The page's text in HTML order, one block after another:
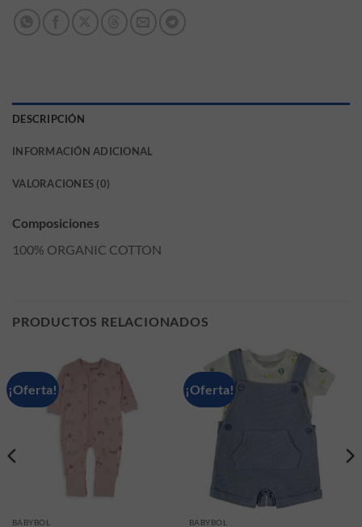
DESCRIPCIÓN
INFORMACIÓN ADICIONAL
VALORACIONES (0)
Composiciones
100% ORGANIC COTTON
PRODUCTOS RELACIONADOS
¡Oferta!
BABYBOL
¡Oferta!
BABYBOL